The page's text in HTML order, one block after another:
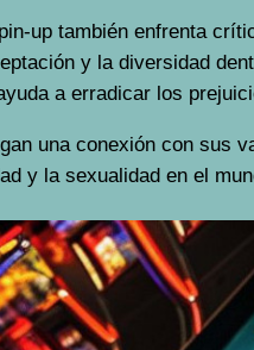
up también enfrenta
y la diversidad
a erradicar los
una conexión con sus
y la sexualidad en el